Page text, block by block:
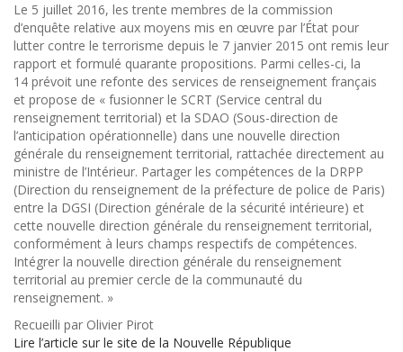
Le 5 juillet 2016, les trente membres de la commission
d’enquête relative aux moyens mis en œuvre par l’État pour
lutter contre le terrorisme depuis le 7 janvier 2015 ont remis leur
rapport et formulé quarante propositions. Parmi celles-ci, la
14 prévoit une refonte des services de renseignement français
et propose de « fusionner le SCRT (Service central du
renseignement territorial) et la SDAO (Sous-direction de
l’anticipation opérationnelle) dans une nouvelle direction
générale du renseignement territorial, rattachée directement au
ministre de l’Intérieur. Partager les compétences de la DRPP
(Direction du renseignement de la préfecture de police de Paris)
entre la DGSI (Direction générale de la sécurité intérieure) et
cette nouvelle direction générale du renseignement territorial,
conformément à leurs champs respectifs de compétences.
Intégrer la nouvelle direction générale du renseignement
territorial au premier cercle de la communauté du
renseignement. »
Recueilli par Olivier Pirot
Lire l’article sur le site de la Nouvelle République